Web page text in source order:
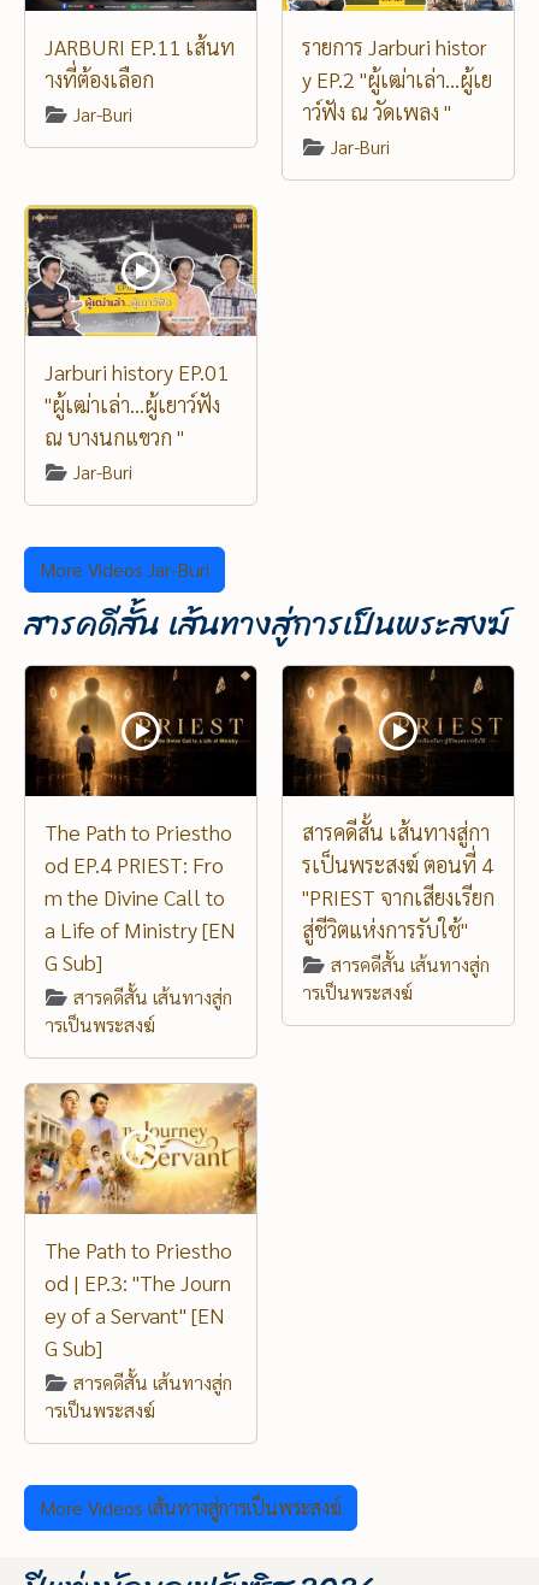
JARBURI EP.11 เส้นท
างที่ต้องเลือก
Jar-Buri
รายการ Jarburi histor
y EP.2 "ผู้เฒ่าเล่า...ผู้เย
าว์ฟัง ณ วัดเพลง "
Jar-Buri
Jarburi history EP.01
"ผู้เฒ่าเล่า...ผู้เยาว์ฟัง
ณ บางนกแขวก "
Jar-Buri
More Videos Jar-Buri
สารคดีสั้น เส้นทางสู่การเป็นพระสงฆ์
The Path to Priestho
od EP.4 PRIEST: Fro
m the Divine Call to
a Life of Ministry [EN
G Sub]
สารคดีสั้น เส้นทางสู่ก
ารเป็นพระสงฆ์
สารคดีสั้น เส้นทางสู่กา
รเป็นพระสงฆ์ ตอนที่ 4
"PRIEST จากเสียงเรียก
สู่ชีวิตแห่งการรับใช้"
สารคดีสั้น เส้นทางสู่ก
ารเป็นพระสงฆ์
The Path to Priestho
od | EP.3: "The Journ
ey of a Servant" [EN
G Sub]
สารคดีสั้น เส้นทางสู่ก
ารเป็นพระสงฆ์
More Videos เส้นทางสู่การเป็นพระสงฆ์